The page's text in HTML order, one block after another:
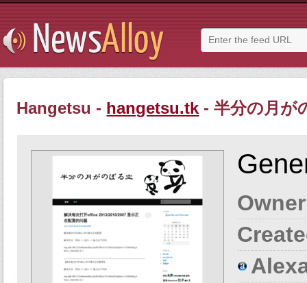
Hangetsu - hangetsu.tk - 半分の月が